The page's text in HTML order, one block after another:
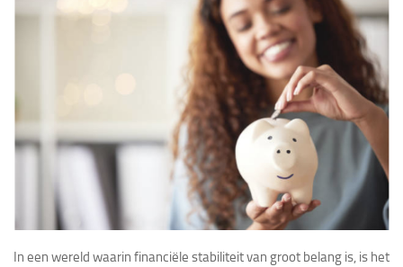
In een wereld waarin financiële stabiliteit van groot belang is, is het